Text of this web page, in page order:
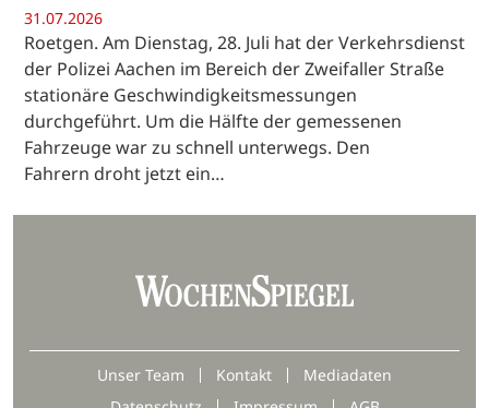
31.07.2026
Roetgen. Am Dienstag, 28. Juli hat der Verkehrsdienst
der Polizei Aachen im Bereich der Zweifaller Straße
stationäre Geschwindigkeitsmessungen
durchgeführt. Um die Hälfte der gemessenen
Fahrzeuge war zu schnell unterwegs. Den
Fahrern droht jetzt ein…
Unser Team Kontakt
Mediadaten